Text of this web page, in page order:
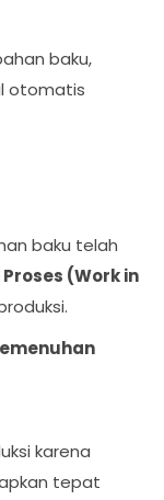
baku,
otomatis
baku telah
(Work in
karena
tepat